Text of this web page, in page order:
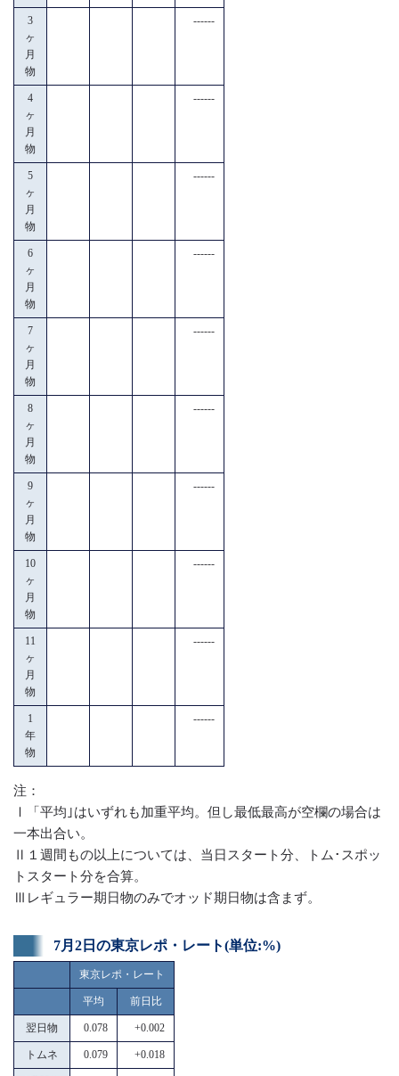
3
ヶ
月
物
------
4
ヶ
月
物
------
5
ヶ
月
物
------
6
ヶ
月
物
------
7
ヶ
月
物
------
8
ヶ
月
物
------
9
ヶ
月
物
------
10
ヶ
月
物
------
11
ヶ
月
物
------
1
年
物
------
注：
Ⅰ「平均｣はいずれも加重平均。但し最低最高が空欄の場合は
一本出合い。
Ⅱ１週間もの以上については、当日スタート分、トム･スポッ
トスタート分を合算。
Ⅲレギュラー期日物のみでオッド期日物は含まず。
7月2日の東京レポ・レート(単位:%)
東京レポ・レート
平均 前日比
翌日物 0.078 +0.002
トムネ 0.079 +0.018